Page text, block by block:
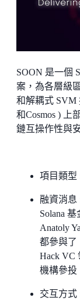
SOON 是一個
案，為各層級
和解耦式 SVM
和Cosmos ) 上
鏈互操作性與
項目類型
融資消息
Solana
Anatoly
都參與了
Hack VC
機構參投
交互方式